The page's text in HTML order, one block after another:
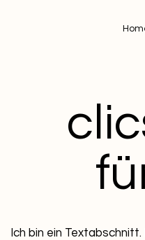
Ich bin ein